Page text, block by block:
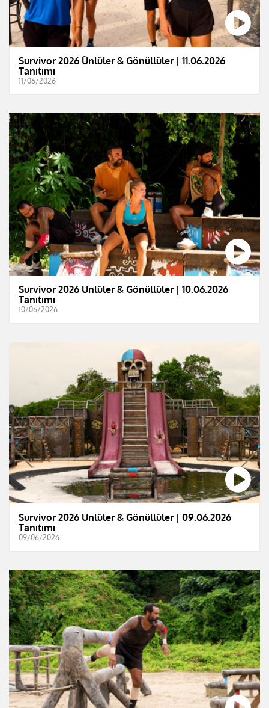
Survivor 2026 Ünlüler & Gönüllüler | 11.06.2026
Tanıtımı
11/06/2026
Survivor 2026 Ünlüler & Gönüllüler | 10.06.2026
Tanıtımı
10/06/2026
Survivor 2026 Ünlüler & Gönüllüler | 09.06.2026
Tanıtımı
09/06/2026